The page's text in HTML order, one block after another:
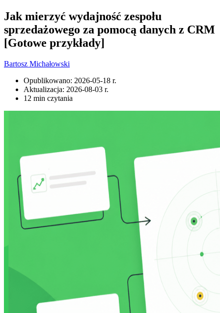
Jak mierzyć wydajność zespołu
sprzedażowego za pomocą danych z CRM
[Gotowe przykłady]
Bartosz Michałowski
Opublikowano: 2026-05-18 r.
Aktualizacja: 2026-08-03 r.
12 min czytania